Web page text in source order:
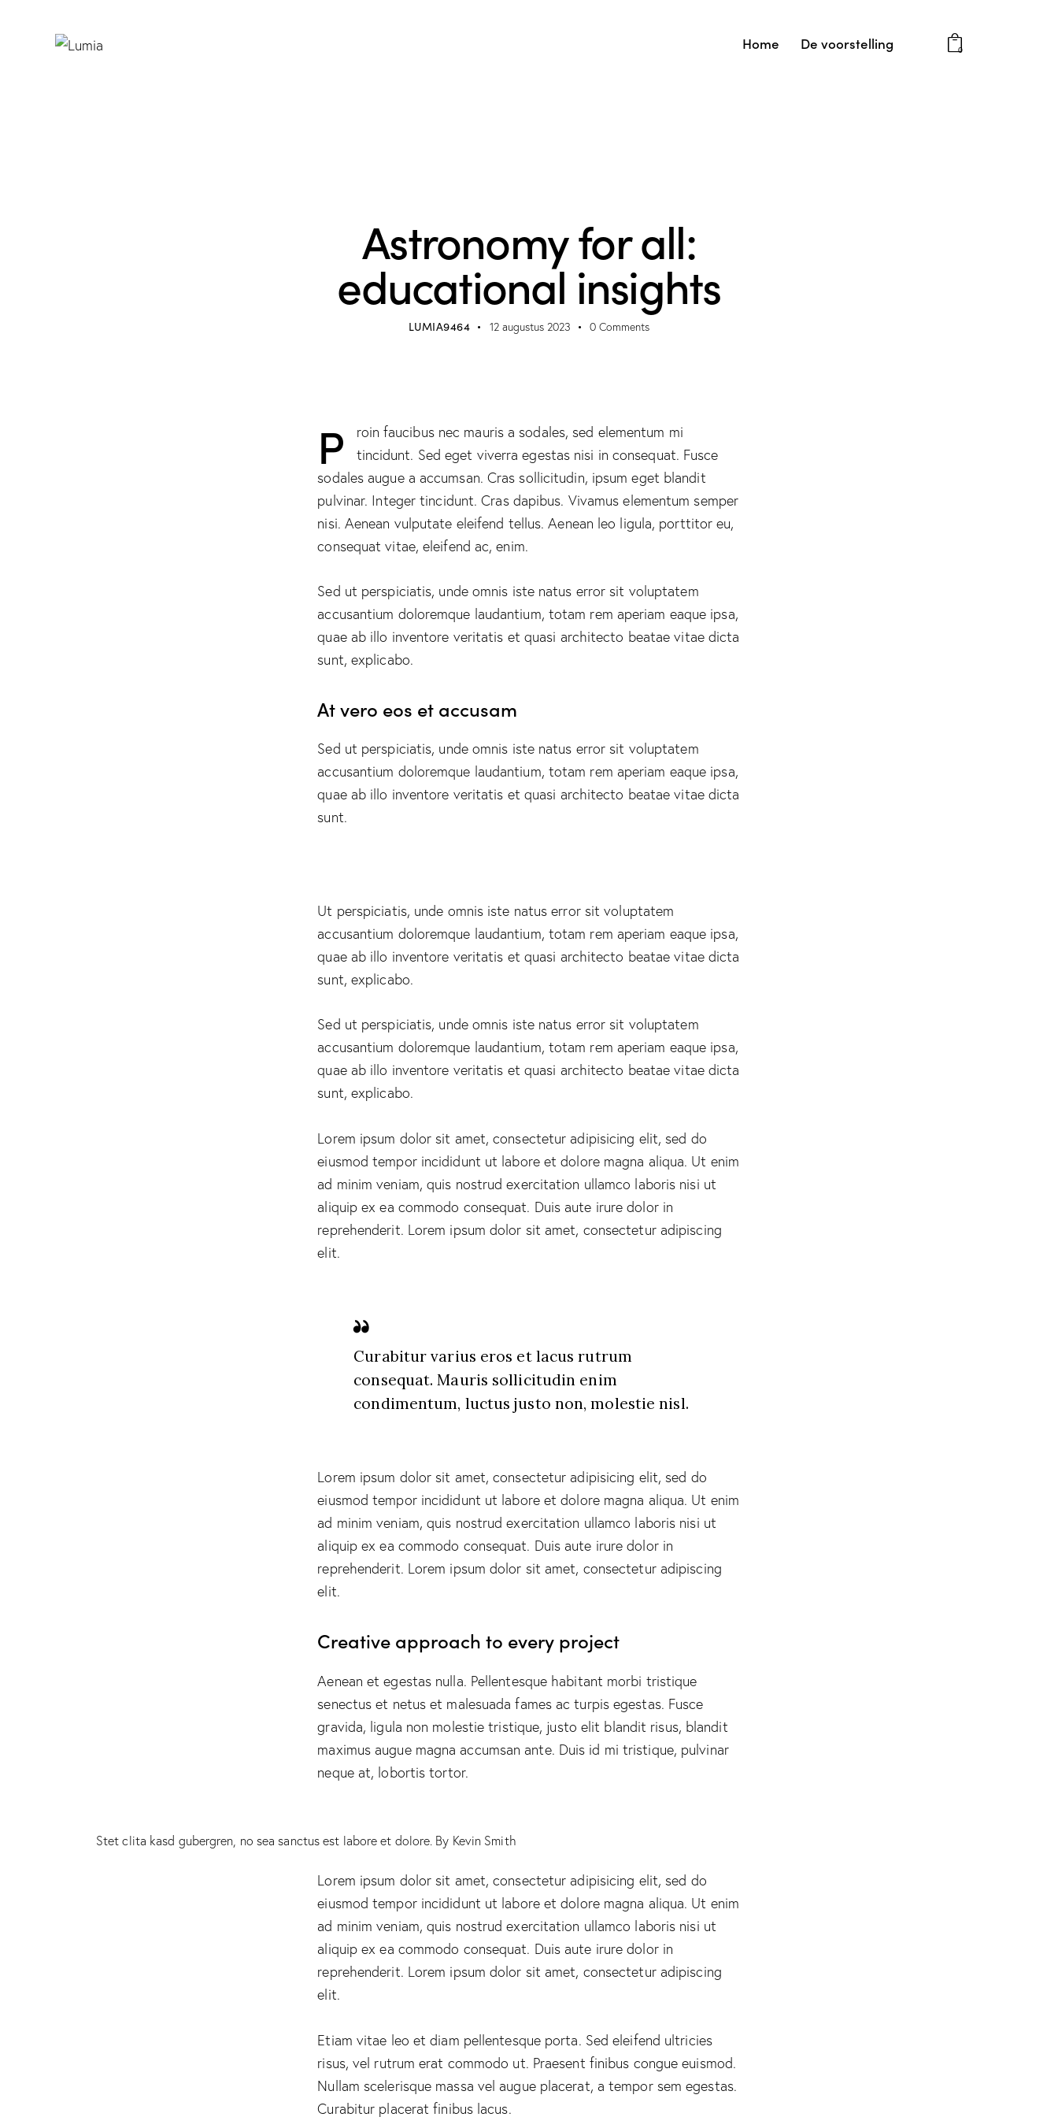
Home De voorstelling 0
Astronomy for all:
educational insights
LUMIA9464 12 augustus 2023 0 Comments
P
roin faucibus nec mauris a sodales, sed elementum mi
tincidunt. Sed eget viverra egestas nisi in consequat. Fusce
sodales augue a accumsan. Cras sollicitudin, ipsum eget blandit
pulvinar. Integer tincidunt. Cras dapibus. Vivamus elementum semper
nisi. Aenean vulputate eleifend tellus. Aenean leo ligula, porttitor eu,
consequat vitae, eleifend ac, enim.
Sed ut perspiciatis, unde omnis iste natus error sit voluptatem
accusantium doloremque laudantium, totam rem aperiam eaque ipsa,
quae ab illo inventore veritatis et quasi architecto beatae vitae dicta
sunt, explicabo.
At vero eos et accusam
Sed ut perspiciatis, unde omnis iste natus error sit voluptatem
accusantium doloremque laudantium, totam rem aperiam eaque ipsa,
quae ab illo inventore veritatis et quasi architecto beatae vitae dicta
sunt.
Ut perspiciatis, unde omnis iste natus error sit voluptatem
accusantium doloremque laudantium, totam rem aperiam eaque ipsa,
quae ab illo inventore veritatis et quasi architecto beatae vitae dicta
sunt, explicabo.
Sed ut perspiciatis, unde omnis iste natus error sit voluptatem
accusantium doloremque laudantium, totam rem aperiam eaque ipsa,
quae ab illo inventore veritatis et quasi architecto beatae vitae dicta
sunt, explicabo.
Lorem ipsum dolor sit amet, consectetur adipisicing elit, sed do
eiusmod tempor incididunt ut labore et dolore magna aliqua. Ut enim
ad minim veniam, quis nostrud exercitation ullamco laboris nisi ut
aliquip ex ea commodo consequat. Duis aute irure dolor in
reprehenderit. Lorem ipsum dolor sit amet, consectetur adipiscing
elit.
Curabitur varius eros et lacus rutrum
consequat. Mauris sollicitudin enim
condimentum, luctus justo non, molestie nisl.
Lorem ipsum dolor sit amet, consectetur adipisicing elit, sed do
eiusmod tempor incididunt ut labore et dolore magna aliqua. Ut enim
ad minim veniam, quis nostrud exercitation ullamco laboris nisi ut
aliquip ex ea commodo consequat. Duis aute irure dolor in
reprehenderit. Lorem ipsum dolor sit amet, consectetur adipiscing
elit.
Creative approach to every project
Aenean et egestas nulla. Pellentesque habitant morbi tristique
senectus et netus et malesuada fames ac turpis egestas. Fusce
gravida, ligula non molestie tristique, justo elit blandit risus, blandit
maximus augue magna accumsan ante. Duis id mi tristique, pulvinar
neque at, lobortis tortor.
Stet clita kasd gubergren, no sea sanctus est labore et dolore. By Kevin Smith
Lorem ipsum dolor sit amet, consectetur adipisicing elit, sed do
eiusmod tempor incididunt ut labore et dolore magna aliqua. Ut enim
ad minim veniam, quis nostrud exercitation ullamco laboris nisi ut
aliquip ex ea commodo consequat. Duis aute irure dolor in
reprehenderit. Lorem ipsum dolor sit amet, consectetur adipiscing
elit.
Etiam vitae leo et diam pellentesque porta. Sed eleifend ultricies
risus, vel rutrum erat commodo ut. Praesent finibus congue euismod.
Nullam scelerisque massa vel augue placerat, a tempor sem egestas.
Curabitur placerat finibus lacus.